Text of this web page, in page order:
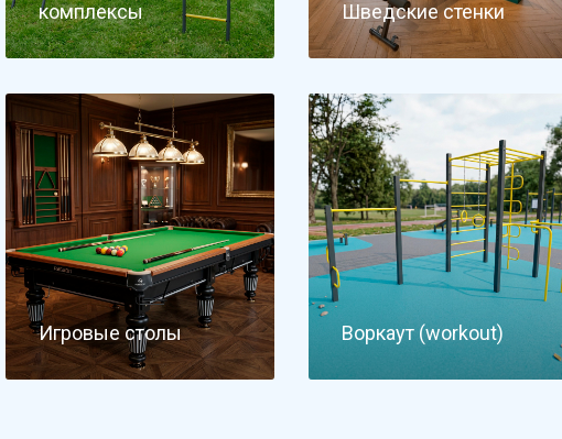
комплексы
Шведские стенки
Игровые столы Воркаут (workout)